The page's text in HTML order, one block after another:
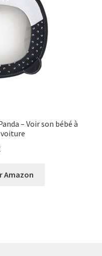
– Voir son bébé à
voiture
Amazon